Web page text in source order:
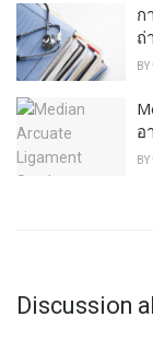
ก
ถ่
BY
อ
BY
Discussion